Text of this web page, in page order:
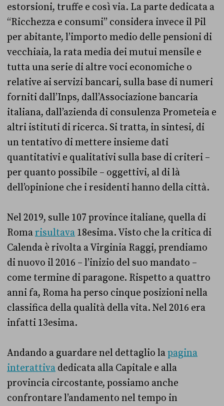
estorsioni, truffe e così via. La parte dedicata a
“Ricchezza e consumi” considera invece il Pil
per abitante, l’importo medio delle pensioni di
vecchiaia, la rata media dei mutui mensile e
tutta una serie di altre voci economiche o
relative ai servizi bancari, sulla base di numeri
forniti dall’Inps, dall’Associazione bancaria
italiana, dall’azienda di consulenza Prometeia e
altri istituti di ricerca. Si tratta, in sintesi, di
un tentativo di mettere insieme dati
quantitativi e qualitativi sulla base di criteri –
per quanto possibile – oggettivi, al di là
dell’opinione che i residenti hanno della città.
Nel 2019, sulle 107 province italiane, quella di
Romarisultava 18esima. Visto che la critica di
Calenda è rivolta a Virginia Raggi, prendiamo
di nuovo il 2016 – l’inizio del suo mandato –
come termine di paragone. Rispetto a quattro
anni fa, Roma ha perso cinque posizioni nella
classifica della qualità della vita. Nel 2016 era
infatti 13esima.
Andando a guardare nel dettaglio lapagina
interattiva dedicata alla Capitale e alla
provincia circostante, possiamo anche
confrontare l’andamento nel tempo in